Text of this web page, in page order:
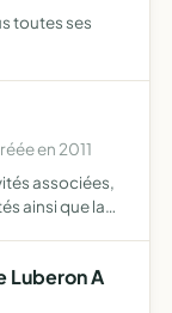
toutes ses
en 2011
associées,
ainsi que la
Luberon A